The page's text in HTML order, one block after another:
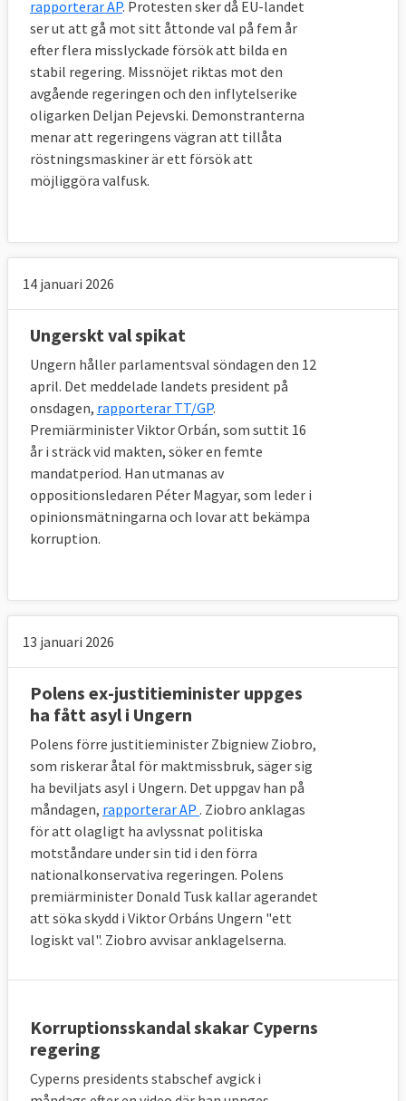
rapporterar AP. Protesten sker då EU-landet
ser ut att gå mot sitt åttonde val på fem år
efter flera misslyckade försök att bilda en
stabil regering. Missnöjet riktas mot den
avgående regeringen och den inflytelserike
oligarken Deljan Pejevski. Demonstranterna
menar att regeringens vägran att tillåta
röstningsmaskiner är ett försök att
möjliggöra valfusk.
14 januari 2026
Ungerskt val spikat
Ungern håller parlamentsval söndagen den 12
april. Det meddelade landets president på
onsdagen, rapporterar TT/GP.
Premiärminister Viktor Orbán, som suttit 16
år i sträck vid makten, söker en femte
mandatperiod. Han utmanas av
oppositionsledaren Péter Magyar, som leder i
opinionsmätningarna och lovar att bekämpa
korruption.
13 januari 2026
Polens ex-justitieminister uppges
ha fått asyl i Ungern
Polens förre justitieminister Zbigniew Ziobro,
som riskerar åtal för maktmissbruk, säger sig
ha beviljats asyl i Ungern. Det uppgav han på
måndagen, rapporterar AP . Ziobro anklagas
för att olagligt ha avlyssnat politiska
motståndare under sin tid i den förra
nationalkonservativa regeringen. Polens
premiärminister Donald Tusk kallar agerandet
att söka skydd i Viktor Orbáns Ungern "ett
logiskt val". Ziobro avvisar anklagelserna.
Korruptionsskandal skakar Cyperns
regering
Cyperns presidents stabschef avgick i